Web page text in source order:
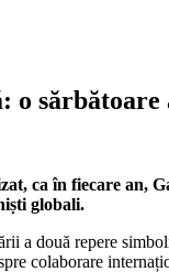
o
ca în fiecare an,
globali.
a două repere
colaborare